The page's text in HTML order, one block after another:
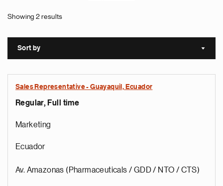
Showing 2 results
Sort by Sort
Sales Representative - Guayaquil, Ecuador
Regular, Full time
Marketing
Ecuador
Av. Amazonas (Pharmaceuticals / GDD / NTO / CTS)